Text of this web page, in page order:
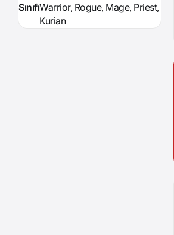
SınıfıWarrior, Rogue, Mage, Priest,
Kurian